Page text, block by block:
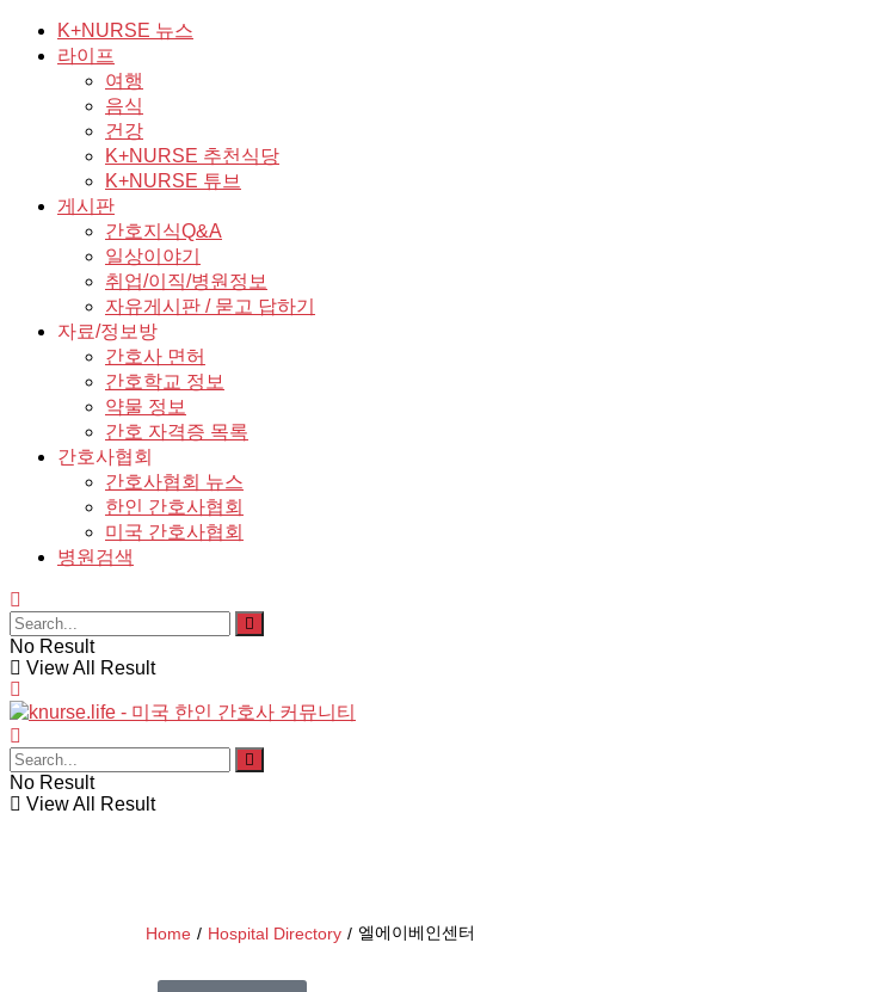
K+NURSE 뉴스
라이프
여행
음식
건강
K+NURSE 추천식당
K+NURSE 튜브
게시판
간호지식Q&A
일상이야기
취업/이직/병원정보
자유게시판 / 묻고 답하기
자료/정보방
간호사 면허
간호학교 정보
약물 정보
간호 자격증 목록
간호사협회
간호사협회 뉴스
한인 간호사협회
미국 간호사협회
병원검색
No Result
View All Result
No Result
View All Result
Home / Hospital Directory / 엘에이베인센터